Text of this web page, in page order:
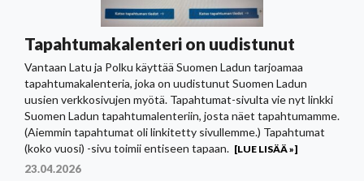
Tapahtumakalenteri on uudistunut
Vantaan Latu ja Polku käyttää Suomen Ladun tarjoamaa
tapahtumakalenteria, joka on uudistunut Suomen Ladun
uusien verkkosivujen myötä. Tapahtumat-sivulta vie nyt linkki
Suomen Ladun tapahtumalenteriin, josta näet tapahtumamme.
(Aiemmin tapahtumat oli linkitetty sivullemme.) Tapahtumat
(koko vuosi) -sivu toimii entiseen tapaan. [LUE LISÄÄ »]
23.04.2026